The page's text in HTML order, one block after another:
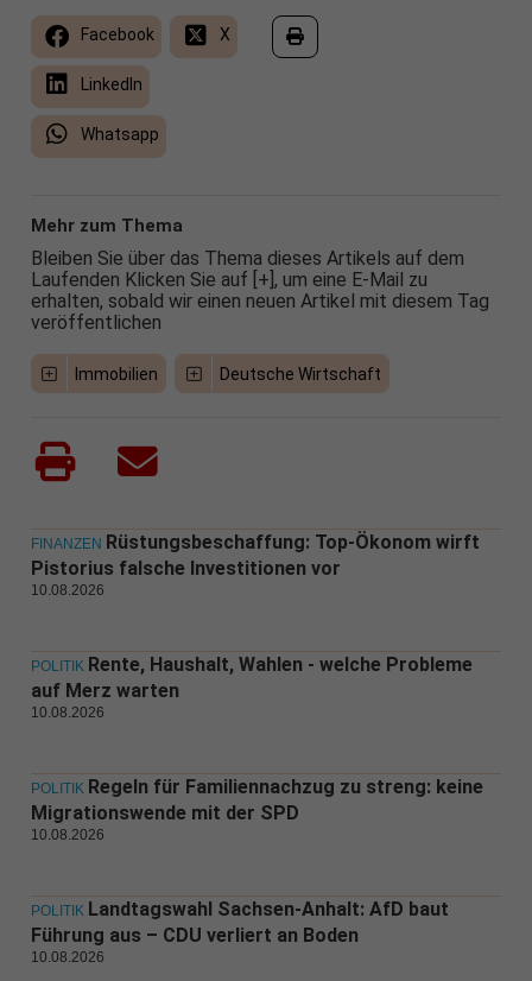
Facebook X
LinkedIn
Whatsapp
Mehr zum Thema
Bleiben Sie über das Thema dieses Artikels auf dem
Laufenden Klicken Sie auf [+], um eine E-Mail zu
erhalten, sobald wir einen neuen Artikel mit diesem Tag
veröffentlichen
Immobilien Deutsche Wirtschaft
FINANZEN Rüstungsbeschaffung: Top-Ökonom wirft
Pistorius falsche Investitionen vor
10.08.2026
POLITIK Rente, Haushalt, Wahlen - welche Probleme
auf Merz warten
10.08.2026
POLITIK Regeln für Familiennachzug zu streng: keine
Migrationswende mit der SPD
10.08.2026
POLITIK Landtagswahl Sachsen-Anhalt: AfD baut
Führung aus – CDU verliert an Boden
10.08.2026